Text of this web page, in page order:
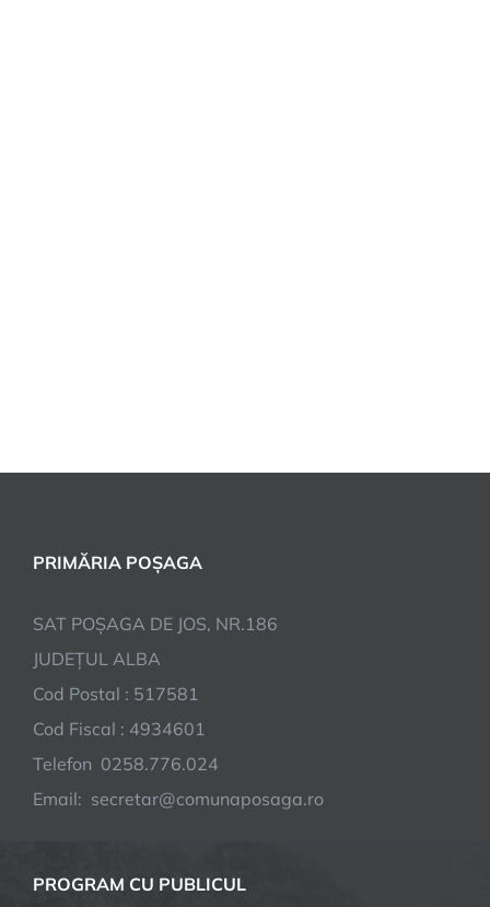
PRIMĂRIA POȘAGA
SAT POȘAGA DE JOS, NR.186
JUDEȚUL ALBA
Cod Postal : 517581
Cod Fiscal : 4934601
Telefon 0258.776.024
Email: secretar@comunaposaga.ro
PROGRAM CU PUBLICUL